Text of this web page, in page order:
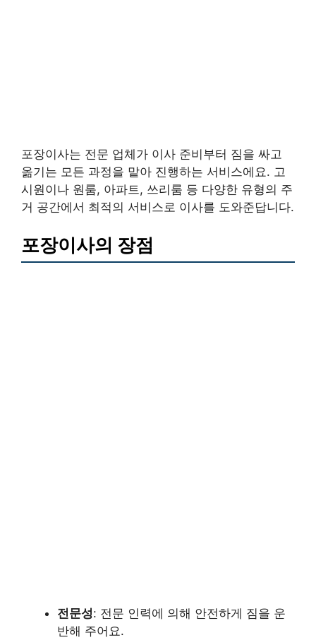
포장이사는 전문 업체가 이사 준비부터 짐을 싸고
옮기는 모든 과정을 맡아 진행하는 서비스에요. 고
시원이나 원룸, 아파트, 쓰리룸 등 다양한 유형의 주
거 공간에서 최적의 서비스로 이사를 도와준답니다.
포장이사의 장점
전문성: 전문 인력에 의해 안전하게 짐을 운
반해 주어요.